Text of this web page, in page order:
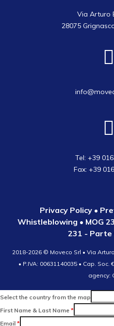
Via Arturo
28075
Tel: +39
Fax: +39
Privacy Policy•
Whistleblowing • MOG
231 - Parte
2018-2026 © Moveco Srl • Via
• P.IVA: 00631140035 • Cap. Soc.
agency:
Select the country from the map
First Name & Last Name *
Email *